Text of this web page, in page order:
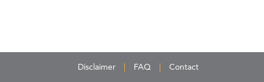
Disclaimer FAQ Contact